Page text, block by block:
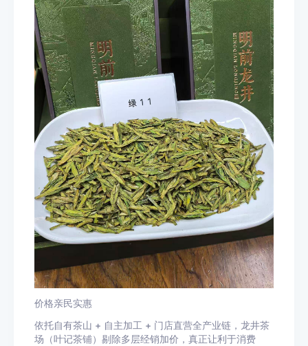
价格亲民实惠
依托自有茶山 + 自主加工 + 门店直营全产业链，龙井茶
场（叶记茶铺）剔除多层经销加价，真正让利于消费